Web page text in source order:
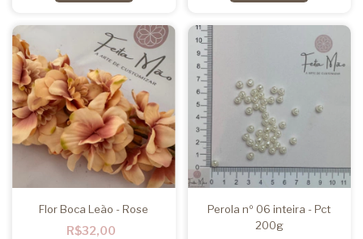
Flor Boca Leão - Rose
R$32,00
Perola nº 06 inteira - Pct
200g